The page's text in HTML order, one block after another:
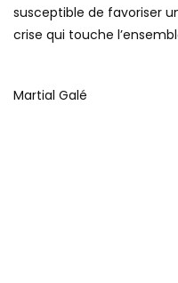
susceptible de favoriser
crise qui touche
Martial Galé